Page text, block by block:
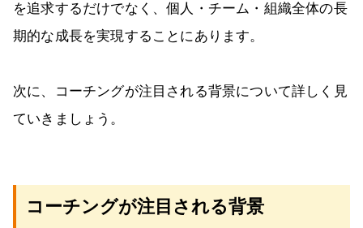
を追求するだけでなく、個人・チーム・組織全体の長
期的な成長を実現することにあります。
次に、コーチングが注目される背景について詳しく見
ていきましょう。
コーチングが注目される背景